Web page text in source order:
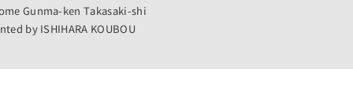
Gunma-ken Takasaki-shi
by ISHIHARA KOUBOU